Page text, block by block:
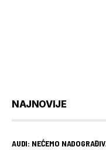
NAJNOVIJE
AUDI: NEĆEMO